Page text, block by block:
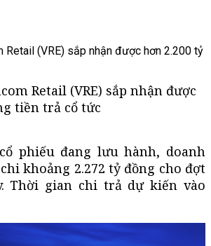
Retail (VRE) sắp nhận được hơn 2.200 tỷ
Retail (VRE) sắp nhận được
tiền trả cổ tức
phiếu đang lưu hành, doanh
khoảng 2.272 tỷ đồng cho đợt
Thời gian chi trả dự kiến vào